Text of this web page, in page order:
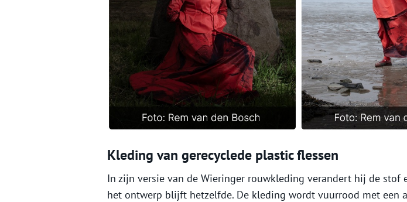
Kleding van gerecyclede plastic flessen
In zijn versie van de Wieringer rouwkleding verandert hij de stof
het ontwerp blijft hetzelfde. De kleding wordt vuurrood met een